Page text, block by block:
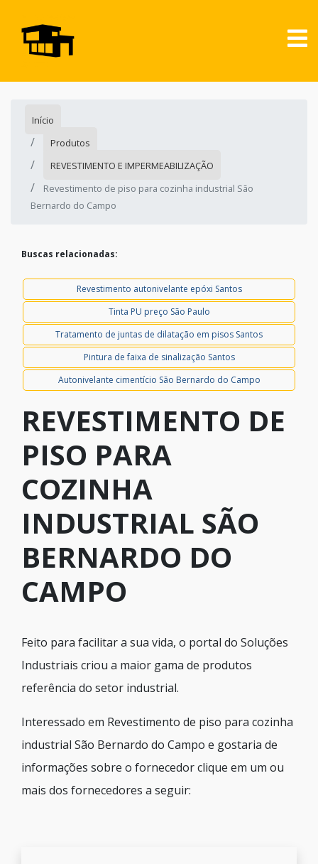
Início
Produtos
REVESTIMENTO E IMPERMEABILIZAÇÃO
Revestimento de piso para cozinha industrial São
Bernardo do Campo
Buscas relacionadas:
Revestimento autonivelante epóxi Santos
Tinta PU preço São Paulo
Tratamento de juntas de dilatação em pisos Santos
Pintura de faixa de sinalização Santos
Autonivelante cimentício São Bernardo do Campo
REVESTIMENTO DE
PISO PARA
COZINHA
INDUSTRIAL SÃO
BERNARDO DO
CAMPO
Feito para facilitar a sua vida, o portal do Soluções
Industriais criou a maior gama de produtos
referência do setor industrial.
Interessado em Revestimento de piso para cozinha
industrial São Bernardo do Campo e gostaria de
informações sobre o fornecedor clique em um ou
mais dos fornecedores a seguir: